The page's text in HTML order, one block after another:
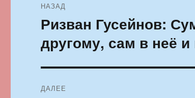
по
записям
НАЗАД
Предыдущая
Ризван Гусейнов:
другому, сам в неё и
ДАЛЕЕ